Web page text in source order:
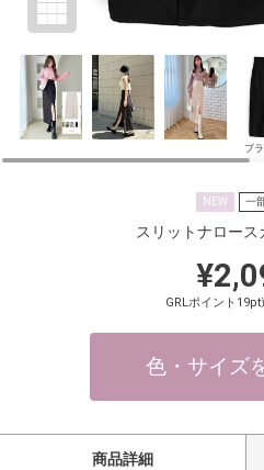
ブ
NEW 一
スリットナロース
GRLポイント19pt
色・サイズ
商品詳細